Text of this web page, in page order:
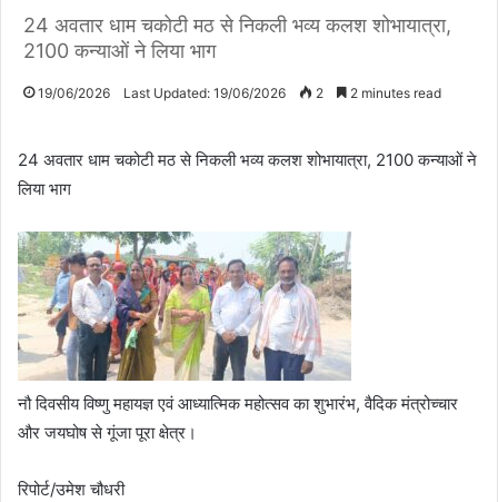
24 अवतार धाम चकोटी मठ से निकली भव्य कलश शोभायात्रा,
2100 कन्याओं ने लिया भाग
19/06/2026 Last Updated: 19/06/2026 2 2 minutes read
24 अवतार धाम चकोटी मठ से निकली भव्य कलश शोभायात्रा, 2100 कन्याओं ने
लिया भाग
नौ दिवसीय विष्णु महायज्ञ एवं आध्यात्मिक महोत्सव का शुभारंभ, वैदिक मंत्रोच्चार
और जयघोष से गूंजा पूरा क्षेत्र।
रिपोर्ट/उमेश चौधरी